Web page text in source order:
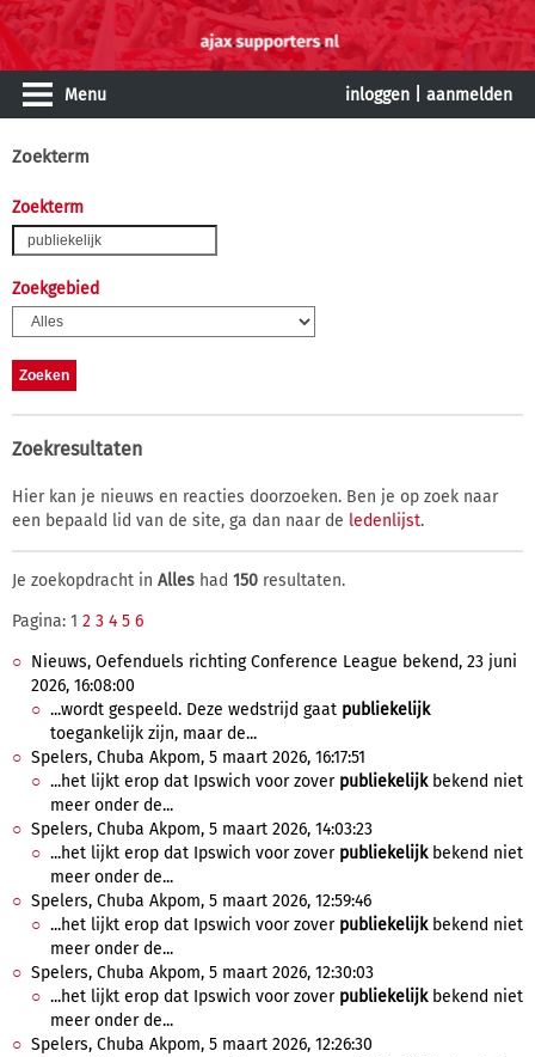
Menu inloggen aanmelden
Zoekterm
Zoekterm
Zoekgebied
Zoekresultaten
Hier kan je nieuws en reacties doorzoeken. Ben je op zoek naar
een bepaald lid van de site, ga dan naar de ledenlijst.
Je zoekopdracht in Alles had 150 resultaten.
Pagina: 1 2 3 4 5 6
Nieuws, Oefenduels richting Conference League bekend, 23 juni
2026, 16:08:00
...wordt gespeeld. Deze wedstrijd gaat publiekelijk
toegankelijk zijn, maar de...
Spelers, Chuba Akpom, 5 maart 2026, 16:17:51
...het lijkt erop dat Ipswich voor zover publiekelijkbekend niet
meer onder de...
Spelers, Chuba Akpom, 5 maart 2026, 14:03:23
...het lijkt erop dat Ipswich voor zover publiekelijkbekend niet
meer onder de...
Spelers, Chuba Akpom, 5 maart 2026, 12:59:46
...het lijkt erop dat Ipswich voor zover publiekelijkbekend niet
meer onder de...
Spelers, Chuba Akpom, 5 maart 2026, 12:30:03
...het lijkt erop dat Ipswich voor zover publiekelijkbekend niet
meer onder de...
Spelers, Chuba Akpom, 5 maart 2026, 12:26:30